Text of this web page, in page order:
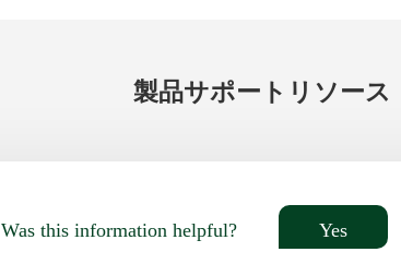
製品サポート リソース
Was this information helpful? Yes